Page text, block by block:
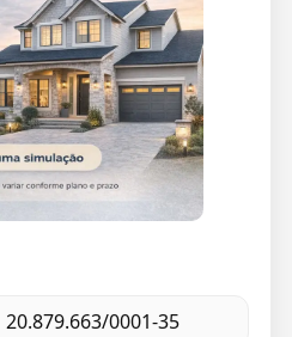
20.879.663/0001-35